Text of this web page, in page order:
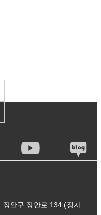
장안구 장안로 134 (정자